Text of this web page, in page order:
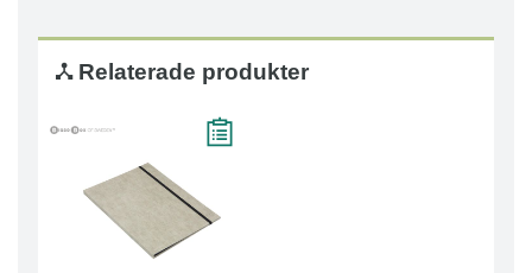
Relaterade produkter